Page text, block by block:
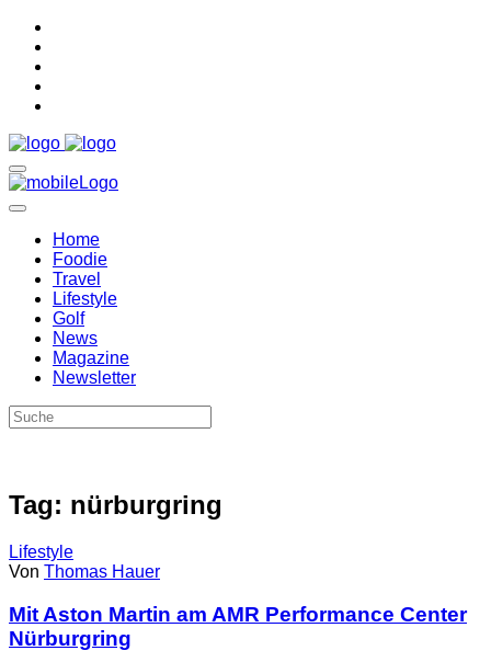
Home
Foodie
Travel
Lifestyle
Golf
News
Magazine
Newsletter
Tag: nürburgring
Lifestyle
Von Thomas Hauer
Mit Aston Martin am AMR Performance Center
Nürburgring